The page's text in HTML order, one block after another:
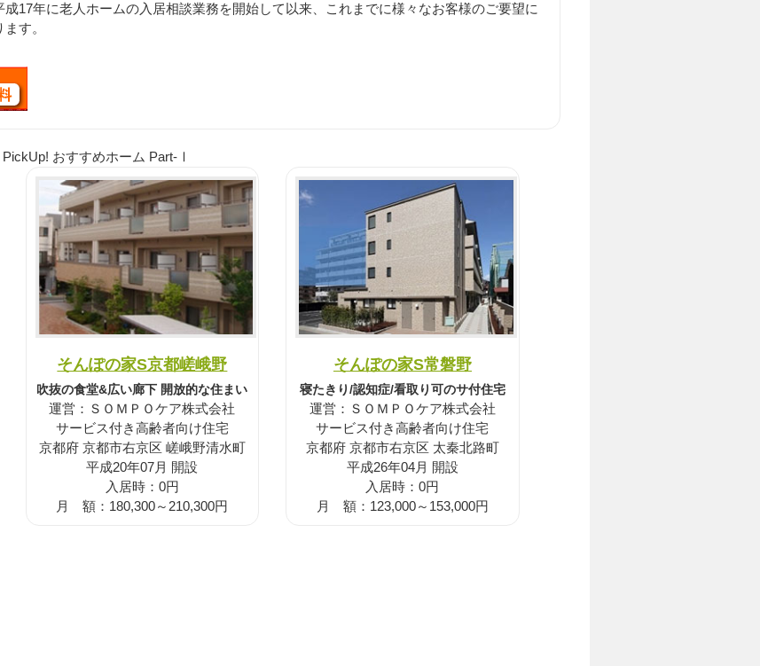
17年に老人ホームの入居相談業務を開始して以来、これまでに様々なお客様のご要望に
す。
おすすめホーム Part-Ⅰ
そんぽの家S京都嵯峨野
吹抜の食堂&広い廊下 開放的な住まい
運営：ＳＯＭＰＯケア株式会社
サービス付き高齢者向け住宅
京都府 京都市右京区 嵯峨野清水町
平成20年07月 開設
入居時：0円
月 額：180,300～210,300円
そんぽの家S常磐野
寝たきり/認知症/看取り可のサ付住宅
運営：ＳＯＭＰＯケア株式会社
サービス付き高齢者向け住宅
京都府 京都市右京区 太秦北路町
平成26年04月 開設
入居時：0円
月 額：123,000～153,000円